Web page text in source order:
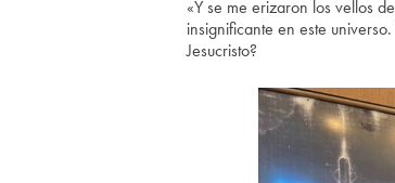
«Y se me erizaron los vellos
insignificante en este
Jesucristo?